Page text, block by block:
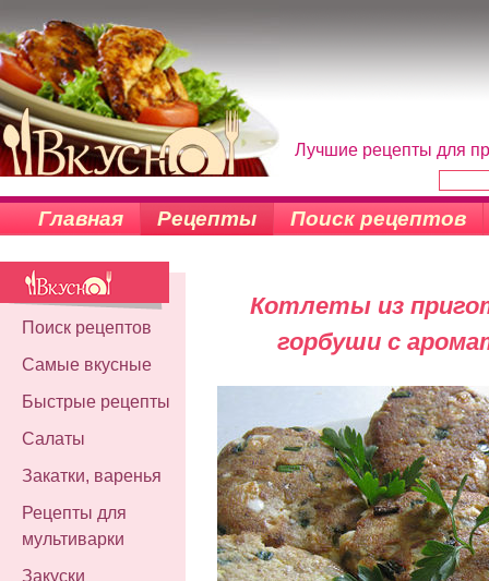
Лучшие рецепты для
Главная Рецепты Поиск рецептов
Поиск рецептов
Самые вкусные
Быстрые рецепты
Салаты
Закатки, варенья
Рецепты для
мультиварки
Закуски
Котлеты из
горбуши с